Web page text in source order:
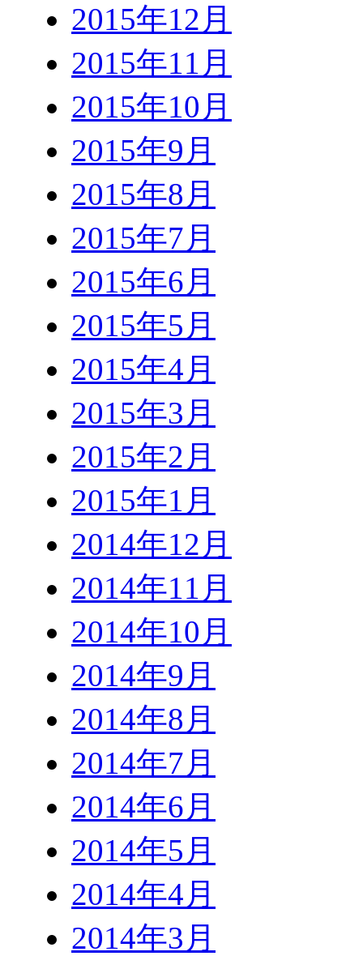
2015年12月
2015年11月
2015年10月
2015年9月
2015年8月
2015年7月
2015年6月
2015年5月
2015年4月
2015年3月
2015年2月
2015年1月
2014年12月
2014年11月
2014年10月
2014年9月
2014年8月
2014年7月
2014年6月
2014年5月
2014年4月
2014年3月